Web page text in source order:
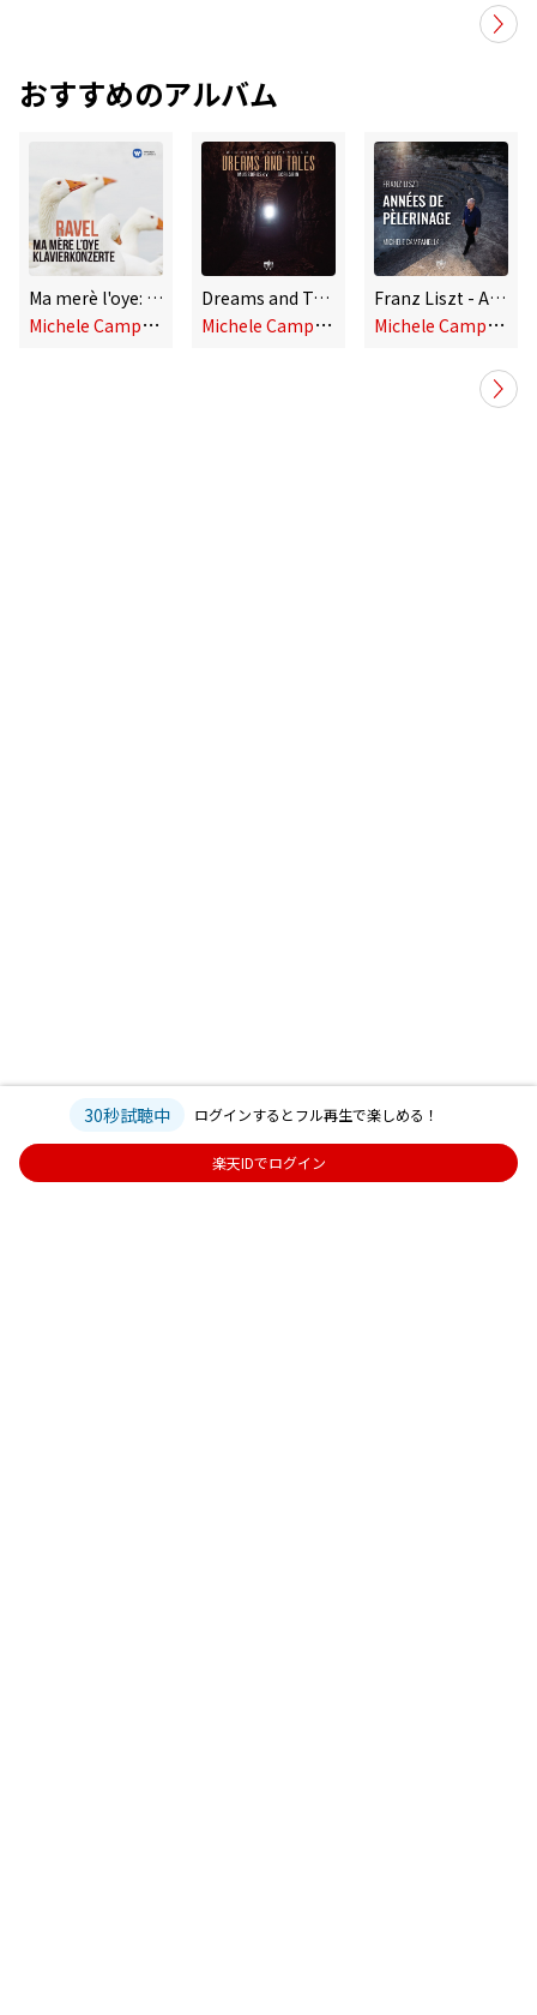
おすすめのアルバム
Ma merè l'oye: Klavierkonzerte
M
ichele Campanella
Dreams and Tales: Mussorgsky · Scriabin
M
ichele Campanella
Franz Liszt - Années de pèlerinage
M
ichele Campanella
30秒試聴中 ログインするとフル再生で楽しめる！
楽天IDでログイン